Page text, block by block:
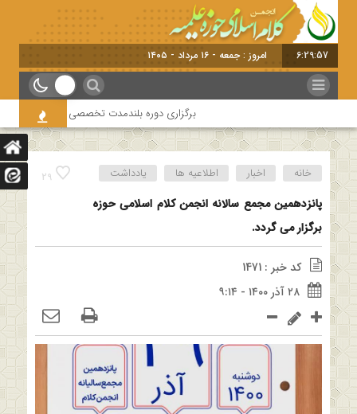
6:29:57 امروز : جمعه - ۱۶ مرداد - ۱۴۰۵
برگزاری دوره بلندمدت تخصصی و کارگاه آموزشی
29 خانه اخبار اطلاعیه ها یادداشت
پانزدهمین مجمع سالانه انجمن کلام اسلامی حوزه
برگزار می گردد.
کد خبر : 1471
۲۸ آذر ۱۴۰۰ - ۹:۱۴